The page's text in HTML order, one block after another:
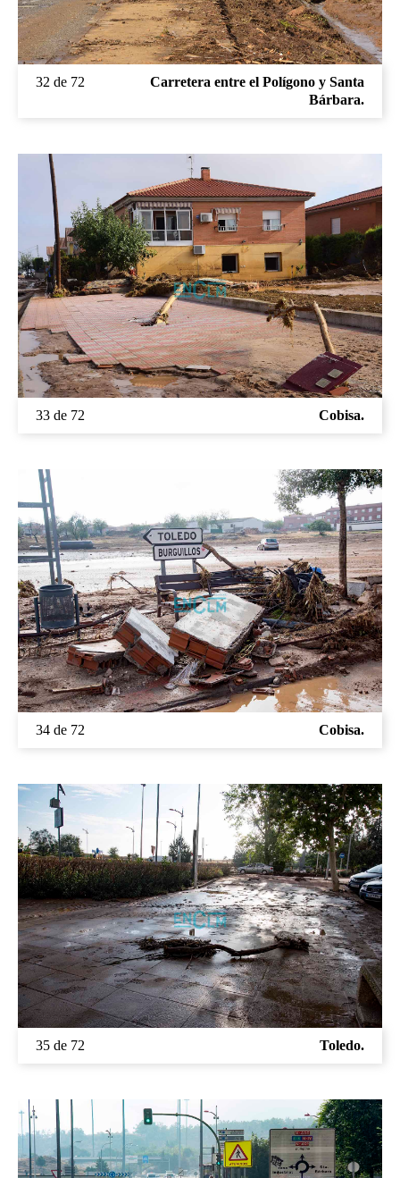
32 de 72
Carretera entre el Polígono y Santa
Bárbara.
33 de 72 Cobisa.
34 de 72 Cobisa.
35 de 72 Toledo.